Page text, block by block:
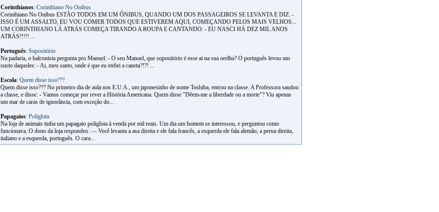
Corinthianos: Corinthiano No Onibus
Corinthiano No Onibus ESTÃO TODOS EM UM ÔNIBUS, QUANDO UM DOS PASSAGEIROS SE LEVANTA E DIZ: -
ISSO É UM ASSALTO, EU VOU COMER TODOS QUE ESTIVEREM AQUI, COMEÇANDO PELOS MAIS VELHOS...
UM CORINTHIANO LÁ ATRÁS COMEÇA TIRANDO A ROUPA E CANTANDO: - EU NASCI HÁ DEZ MIL ANOS
ATRÁS!!!!! ...
Português: Supositório
Na padaria, o balconista pergunta pro Manuel: - O seu Manuel, que supositório é esse aí na sua orelha? O português levou um
susto daqueles: - Ai, meu santo, onde é que eu enfiei a caneta?!?! ...
Escola: Quem disse isso???
Quem disse isso??? No primeiro dia de aula nos E.U.A., um japonesinho de nome Toshiba, entrou na classe. A Professora saudou
a classe, e disse: - Vamos começar por rever a História Americana. Quem disse "Dêem-me a liberdade ou a morte"? Viu apenas
um mar de caras de ignorância, com exceção do...
Papagaios: Poliglota
Na loja de animais tinha um papagaio poliglota à venda por mil reais. Um dia um homem se interessou, e perguntou como
funcionava. O dono da loja respondeu: — Você levanta a asa direita e ele fala francês, a esquerda ele fala alemão, a perna direita,
italiano e a esquerda, português. O cara...